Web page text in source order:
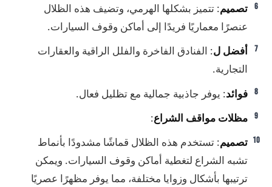
تصميم: تتميز بشكلها الهرمي، وتضيف هذه الظلال
عنصرًا معماريًا فريدًا إلى أماكن وقوف السيارات.
أفضل ل: الفنادق الفاخرة والفلل الراقية والعقارات
التجارية.
فوائد: يوفر جاذبية جمالية مع تظليل فعال.
مظلات مواقف الشراع:
تصميم: تستخدم هذه الظلال قماشًا مشدودًا بأنماط
تشبه الشراع لتغطية أماكن وقوف السيارات. ويمكن
ترتيبها بأشكال وزوايا مختلفة، مما يوفر مظهرًا عصريًا